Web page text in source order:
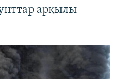
арқылы